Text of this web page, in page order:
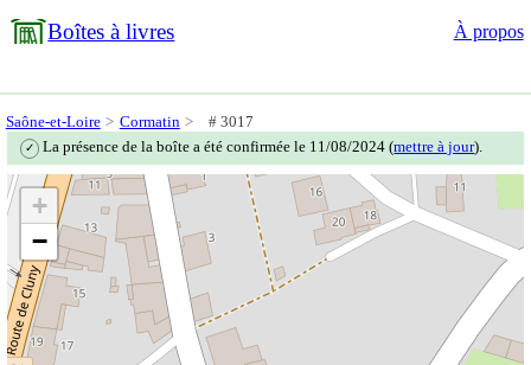
Boîtes à livres À propos
Saône-et-Loire Cormatin # 3017
✓ La présence de la boîte a été confirmée le 11/08/2024 (mettre à jour).
+
−